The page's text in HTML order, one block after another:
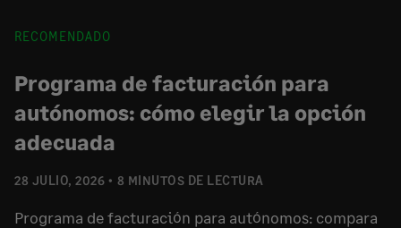
RECOMENDADO
28 JULIO, 2026 8 MINUTOS DE LECTURA
Programa de facturación para
autónomos: cómo elegir la opción
adecuada
Programa de facturación para autónomos: compara